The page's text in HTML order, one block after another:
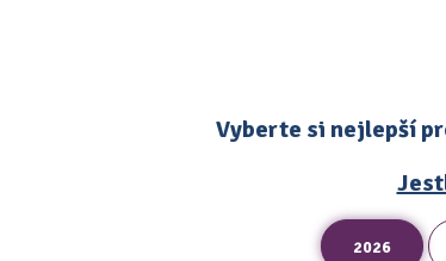
Vyberte si nejlepší
2026